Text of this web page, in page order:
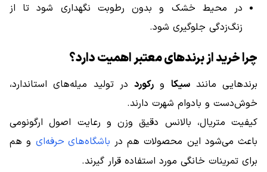
در محیط خشک و بدون رطوبت نگهداری شود تا از
زنگ‌زدگی جلوگیری شود.
چرا خرید از برندهای معتبر اهمیت دارد؟
برندهایی مانندسیکا و رکورددر تولید میله‌های استاندارد،
خوش‌دست و بادوام شهرت دارند.
کیفیت متریال، بالانس دقیق وزن و رعایت اصول ارگونومی
باعث می‌شود این محصولات هم در باشگاه‌های حرفه‌ای و هم
برای تمرینات خانگی مورد استفاده قرار گیرند.